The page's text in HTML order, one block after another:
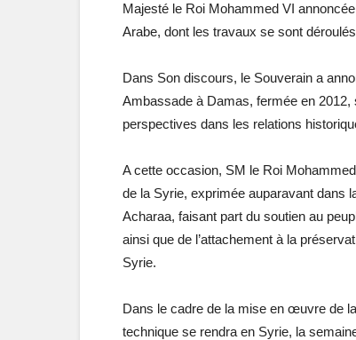
Majesté le Roi Mohammed VI
Arabe, dont les travaux se sont
Dans Son discours, le Souverain a
Ambassade à Damas, fermée en 2012,
perspectives dans les relations
A cette occasion, SM le Roi
de la Syrie, exprimée auparavant dans
Acharaa, faisant part du soutien au
ainsi que de l’attachement à la
Syrie.
Dans le cadre de la mise en œuvre de
technique se rendra en Syrie, la